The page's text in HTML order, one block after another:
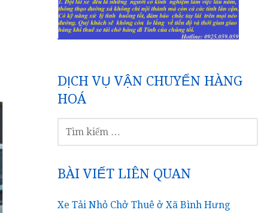
DỊCH VỤ VẬN CHUYỂN HÀNG
HOÁ
KIẾM
BÀI VIẾT LIÊN QUAN
Xe Tải Nhỏ Chở Thuê ở Xã Bình Hưng